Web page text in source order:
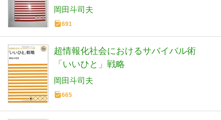
岡田斗司夫
691
超情報化社会におけるサバイバル術
「いいひと」戦略
岡田斗司夫
665